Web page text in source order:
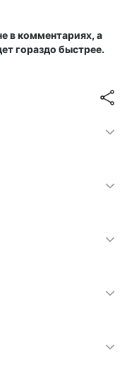
в комментариях, а
гораздо быстрее.